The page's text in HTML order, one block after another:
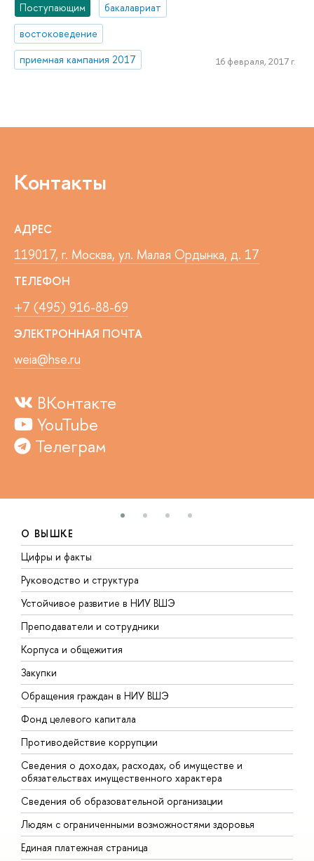
Поступающим
бакалавриат
востоковедение
приемная кампания 2017
16 февраля, 2017 г.
Контакты
АДРЕС
119017, г. Москва, ул. Малая Ордынка, д. 17
ТЕЛЕФОН
+7 (495) 916-88-69
ЭЛЕКТРОННАЯ ПОЧТА
weia@hse.ru
ВКонтакте
YouTube
Телеграм
О ВЫШКЕ
Цифры и факты
Руководство и структура
Устойчивое развитие в НИУ ВШЭ
Преподаватели и сотрудники
Корпуса и общежития
Закупки
Обращения граждан в НИУ ВШЭ
Фонд целевого капитала
Противодействие коррупции
Сведения о доходах, расходах, об имуществе и
обязательствах имущественного характера
Сведения об образовательной организации
Людям с ограниченными возможностями здоровья
Единая платежная страница